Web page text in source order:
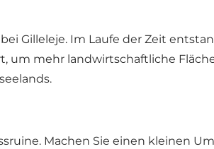
Gilleleje. Im Laufe der Zeit
um mehr landwirtschaftliche
Machen Sie einen kleinen